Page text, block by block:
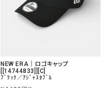
NEW ERA｜ロゴキャップ
[[14744833]][C]
ﾌﾞﾗｯｸ／ｱｼﾞｬｽﾀﾌﾞﾙ